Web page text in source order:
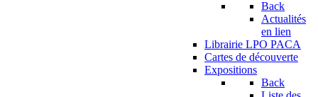
Back
Actualités
en lien
Librairie LPO PACA
Cartes de découverte
Expositions
Back